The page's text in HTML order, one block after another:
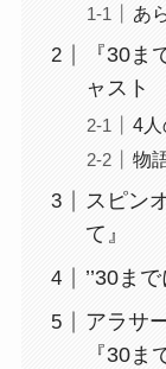
あ
『30
ャスト
4人
物
スピン
て』
’’30ま
アラサ
『30ま